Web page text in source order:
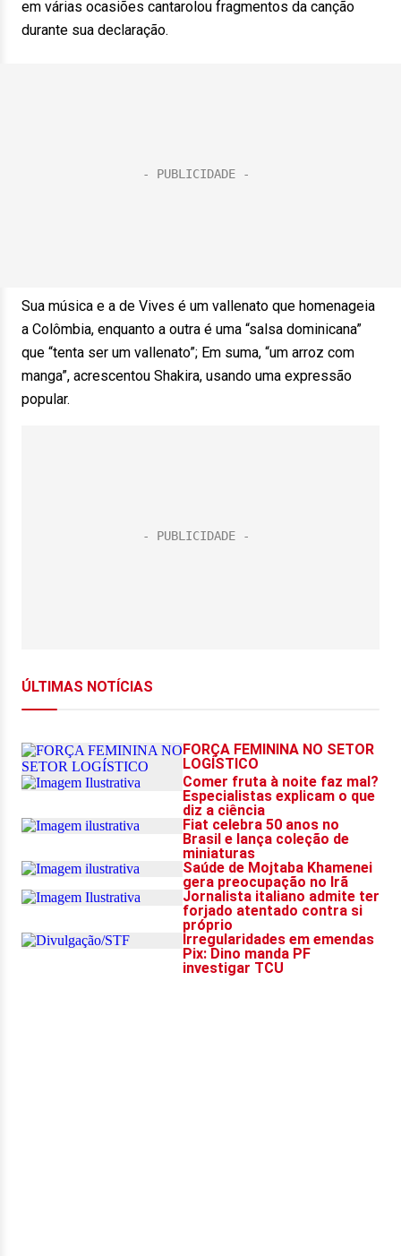
em várias ocasiões cantarolou fragmentos da canção
durante sua declaração.
Sua música e a de Vives é um vallenato que homenageia
a Colômbia, enquanto a outra é uma “salsa dominicana”
que “tenta ser um vallenato”; Em suma, “um arroz com
manga”, acrescentou Shakira, usando uma expressão
popular.